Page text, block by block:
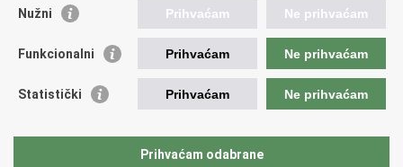
Korisne poveznice
Vlada RH
Predsjednik RH
Pravobraniteljica za ravnopravnost spolova
Povjerenik za informiranje
Nužni Prihvaćam Ne prihvaćam
Funkcionalni Prihvaćam Ne prihvaćam
Statistički Prihvaćam Ne prihvaćam
Prihvaćam odabrane